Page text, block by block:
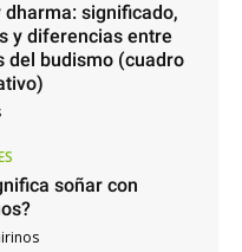
dharma: significado,
y diferencias entre
del budismo (cuadro
soñar con